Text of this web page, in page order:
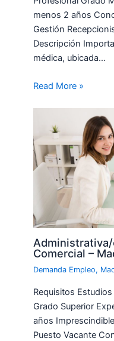
menos 2 años
Gestión
Descripción
médica, ubicada…
Read More »
Comercial –
Demanda Empleo,
Requisitos
Grado Superior
años
Puesto Vacante